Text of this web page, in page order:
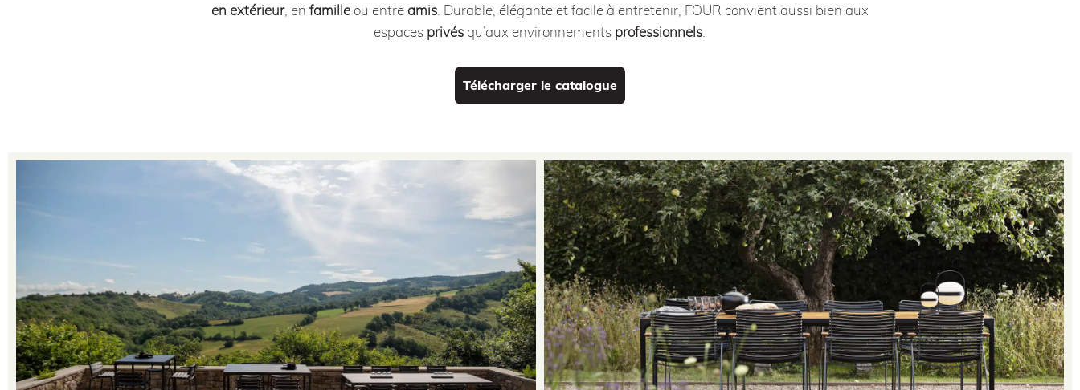
en extérieur, en familleou entre amis. Durable, élégante et facile à entretenir, FOUR convient aussi bien aux
espaces privés qu’aux environnements professionnels
Télécharger le catalogue